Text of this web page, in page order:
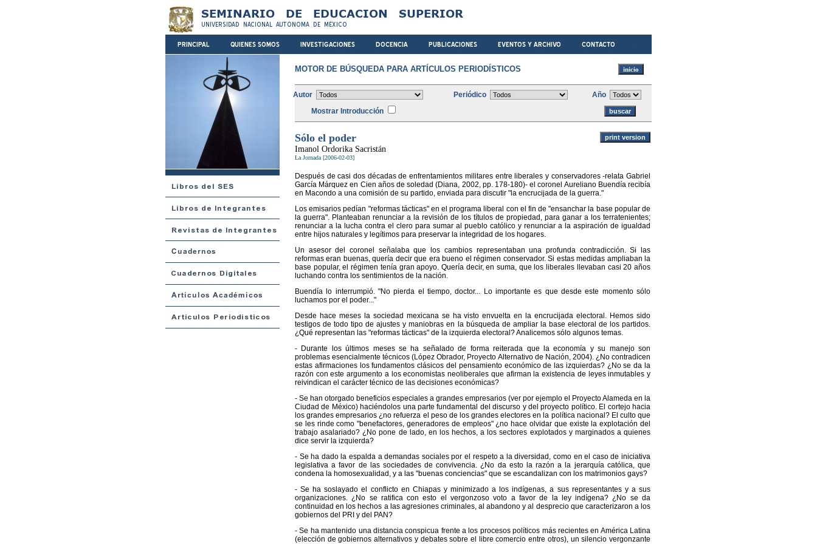
MOTOR DE BÚSQUEDA PARA ARTÍCULOS PERIODÍSTICOS
Autor Periódico
Año
Mostrar Introducción
Sólo el poder
Imanol Ordorika Sacristán
La Jornada [2006-02-03]
Después de casi dos décadas de enfrentamientos militares entre liberales y conservadores -relata Gabriel
García Márquez en Cien años de soledad (Diana, 2002, pp. 178-180)- el coronel Aureliano Buendía recibía
en Macondo a una comisión de su partido, enviada para discutir "la encrucijada de la guerra."
Los emisarios pedían "reformas tácticas" en el programa liberal con el fin de "ensanchar la base popular de
la guerra". Planteaban renunciar a la revisión de los títulos de propiedad, para ganar a los terratenientes;
renunciar a la lucha contra el clero para sumar al pueblo católico y renunciar a la aspiración de igualdad
entre hijos naturales y legítimos para preservar la integridad de los hogares.
Un asesor del coronel señalaba que los cambios representaban una profunda contradicción. Si las
reformas eran buenas, quería decir que era bueno el régimen conservador. Si estas medidas ampliaban la
base popular, el régimen tenía gran apoyo. Quería decir, en suma, que los liberales llevaban casi 20 años
luchando contra los sentimientos de la nación.
Buendía lo interrumpió. "No pierda el tiempo, doctor... Lo importante es que desde este momento sólo
luchamos por el poder..."
Desde hace meses la sociedad mexicana se ha visto envuelta en la encrucijada electoral. Hemos sido
testigos de todo tipo de ajustes y maniobras en la búsqueda de ampliar la base electoral de los partidos.
¿Qué representan las "reformas tácticas" de la izquierda electoral? Analicemos sólo algunos temas.
- Durante los últimos meses se ha señalado de forma reiterada que la economía y su manejo son
problemas esencialmente técnicos (López Obrador, Proyecto Alternativo de Nación, 2004). ¿No contradicen
estas afirmaciones los fundamentos clásicos del pensamiento económico de las izquierdas? ¿No se da la
razón con este argumento a los economistas neoliberales que afirman la existencia de leyes inmutables y
reivindican el carácter técnico de las decisiones económicas?
- Se han otorgado beneficios especiales a grandes empresarios (ver por ejemplo el Proyecto Alameda en la
Ciudad de México) haciéndolos una parte fundamental del discurso y del proyecto político. El cortejo hacia
los grandes empresarios ¿no refuerza el peso de los grandes electores en la política nacional? El culto que
se les rinde como "benefactores, generadores de empleos" ¿no hace olvidar que existe la explotación del
trabajo asalariado? ¿No pone de lado, en los hechos, a los sectores explotados y marginados a quienes
dice servir la izquierda?
- Se ha dado la espalda a demandas sociales por el respeto a la diversidad, como en el caso de iniciativa
legislativa a favor de las sociedades de convivencia. ¿No da esto la razón a la jerarquía católica, que
condena la homosexualidad, y a las "buenas conciencias" que se escandalizan con los matrimonios gays?
- Se ha soslayado el conflicto en Chiapas y minimizado a los indígenas, a sus representantes y a sus
organizaciones. ¿No se ratifica con esto el vergonzoso voto a favor de la ley indígena? ¿No se da
continuidad en los hechos a las agresiones criminales, al abandono y al desprecio que caracterizaron a los
gobiernos del PRI y del PAN?
- Se ha mantenido una distancia conspicua frente a los procesos políticos más recientes en América Latina
(elección de gobiernos alternativos y debates sobre el libre comercio entre otros), un silencio vergonzante